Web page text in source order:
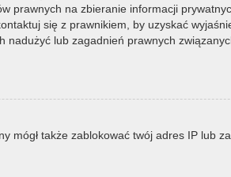
prawnych na zbieranie informacji
się z prawnikiem, by uzyskać
lub zagadnień prawnych
mógł także zablokować twój adres IP lub